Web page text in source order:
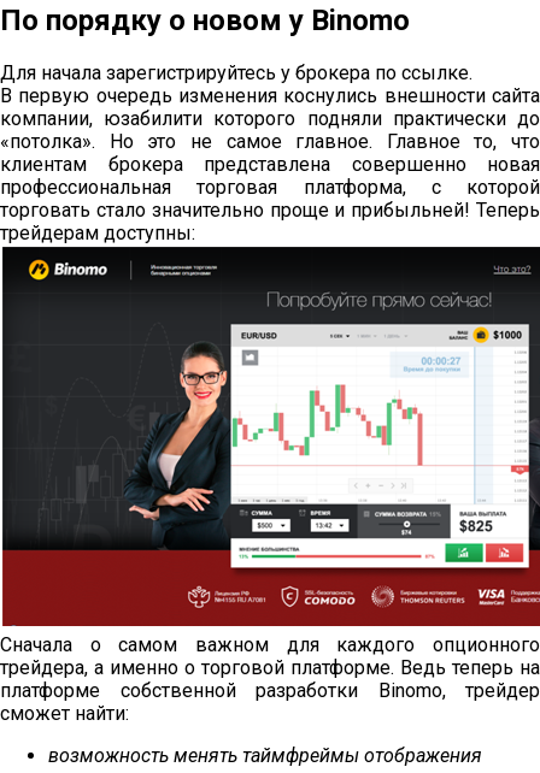
По порядку о новом у Binomo
Для начала зарегистрируйтесь у брокера по ссылке.
В первую очередь изменения коснулись внешности сайта
компании, юзабилити которого подняли практически до
«потолка». Но это не самое главное. Главное то, что
клиентам брокера представлена совершенно новая
профессиональная торговая платформа, с которой
торговать стало значительно проще и прибыльней! Теперь
трейдерам доступны:
Сначала о самом важном для каждого опционного
трейдера, а именно о торговой платформе. Ведь теперь на
платформе собственной разработки Binomo, трейдер
сможет найти:
возможность менять таймфреймы отображения